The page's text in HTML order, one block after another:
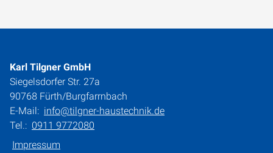
Karl Tilgner GmbH
Siegelsdorfer Str. 27a
90768 Fürth/Burgfarrnbach
E-Mail: info@tilgner-haustechnik.de
Tel.: 0911 9772080
Impressum